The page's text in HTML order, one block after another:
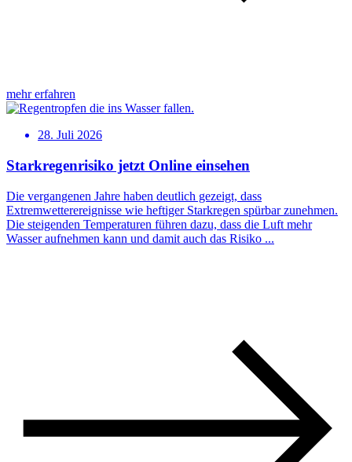
mehr erfahren
28. Juli 2026
Starkregenrisiko jetzt Online einsehen
Die vergangenen Jahre haben deutlich gezeigt, dass
Extremwetterereignisse wie heftiger Starkregen spürbar zunehmen.
Die steigenden Temperaturen führen dazu, dass die Luft mehr
Wasser aufnehmen kann und damit auch das Risiko ...